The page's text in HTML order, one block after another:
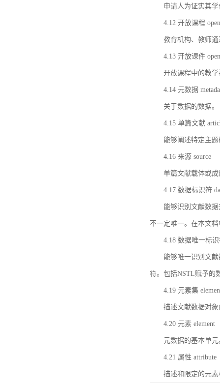
申请人为证实其
4.12 开放课程
教育机构、教师
4.13 开放课件
开放课程中的教
4.14 元数据
关于数据的数据。
4.15 单篇文献
能够阐述特定主
4.16 来源 source
单篇文献载体或
4.17 数据标识符
能够识别文献数
不一定唯一。在本文
4.18 数据唯一标
能够唯一识别文
符。包括NSTL赋予的
4.19 元素集
描述文献数据对
4.20 元素 element
元数据的基本单元
4.21 属性 attribute
描述和限定的元